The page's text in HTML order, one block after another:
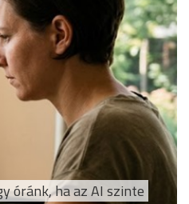
óránk, ha az AI szinte